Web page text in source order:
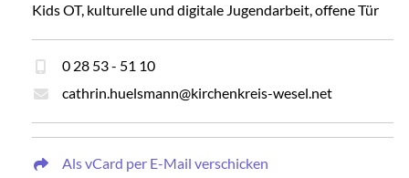
Kids OT, kulturelle und digitale Jugendarbeit, offene Tür
0 28 53 - 51 10
cathrin.huelsmann@kirchenkreis-wesel.net
Als vCard per E-Mail verschicken